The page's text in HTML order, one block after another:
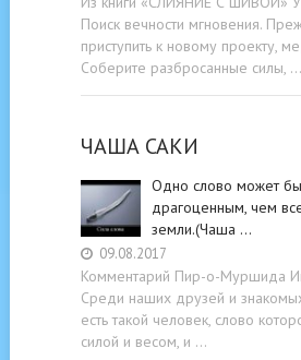
Поиск вечности мгновения.
приступить к новому проекту,
Соберите разбросанные силы, …
ЧАША САКИ
Одно слово может
драгоценным, чем
земли.(Чаша …
09.08.2017
Комментарий Пир-о-Муршида
Среди наших друзей и
есть такой человек, слово
силой и весом, и …